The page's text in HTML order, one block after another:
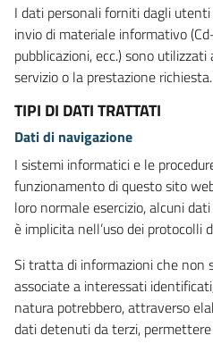
I dati personali forniti dagli
invio di materiale informativo
pubblicazioni, ecc.) sono
servizio o la prestazione richiesta.
TIPI DI DATI TRATTATI
Dati di navigazione
I sistemi informatici e le
funzionamento di questo sito
loro normale esercizio, alcuni
è implicita nell’uso dei protocolli
Si tratta di informazioni che non
associate a interessati
natura potrebbero, attraverso
dati detenuti da terzi,